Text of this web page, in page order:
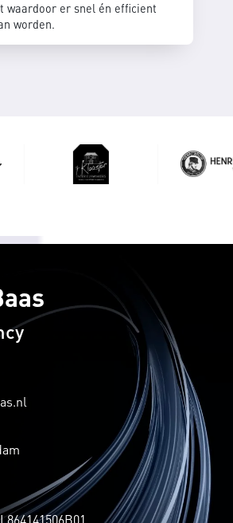
waardoor er snel én efficient
worden.